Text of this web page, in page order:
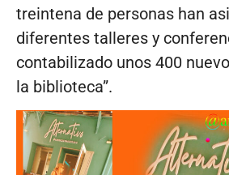
treintena de personas han
diferentes talleres y
contabilizado unos 400
la biblioteca”.